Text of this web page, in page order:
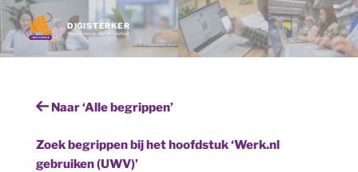
Ga
naar
de
DIGISTERKER
Werken met de digitale overheid
Naar ‘Alle begrippen’
Zoek begrippen bij het hoofdstuk ‘Werk.nl
gebruiken (UWV)’